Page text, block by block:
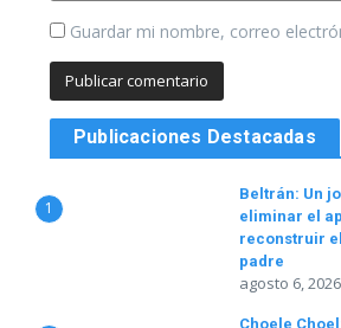
Guardar mi nombre, correo
Publicaciones Destacadas
1
Beltrán: Un
eliminar el
reconstruir
padre
agosto 6, 2026
Choele